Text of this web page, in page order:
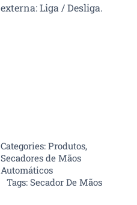
externa: Liga / Desliga.
Categories: Produtos,
Secadores de Mãos
Automáticos
Tags: Secador De Mãos